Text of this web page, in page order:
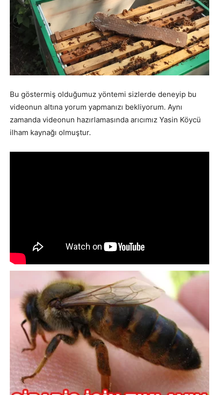
Bu göstermiş olduğumuz yöntemi sizlerde deneyip bu
videonun altına yorum yapmanızı bekliyorum. Aynı
zamanda videonun hazırlamasında arıcımız Yasin Köycü
ilham kaynağı olmuştur.